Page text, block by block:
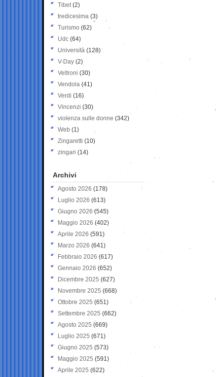
Tibet(2)
tredicesima (3)
Turismo (62)
Udc (64)
Università (128)
V-Day (2)
Veltroni (30)
Vendola (41)
Verdi (16)
Vincenzi (30)
violenza sulle donne (342)
Web (1)
Zingaretti (10)
zingari (14)
Archivi
Agosto 2026 (178)
Luglio 2026 (613)
Giugno 2026 (545)
Maggio 2026 (402)
Aprile 2026 (591)
Marzo 2026 (641)
Febbraio 2026 (617)
Gennaio 2026 (652)
Dicembre 2025 (627)
Novembre 2025 (668)
Ottobre 2025 (651)
Settembre 2025 (662)
Agosto 2025 (669)
Luglio 2025 (671)
Giugno 2025 (573)
Maggio 2025 (591)
Aprile 2025 (622)